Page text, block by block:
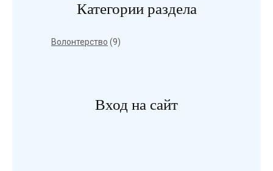
Категории раздела
Волонтерство (9)
Вход на сайт